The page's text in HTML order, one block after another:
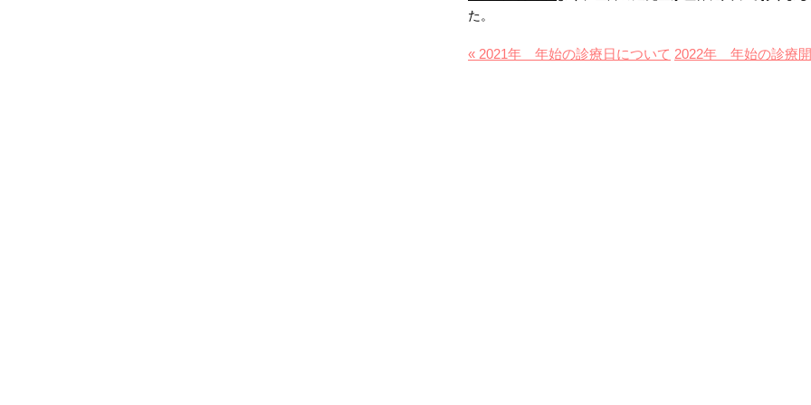
た。
« 2021年 年始の診療日について 2022年 年始の診療